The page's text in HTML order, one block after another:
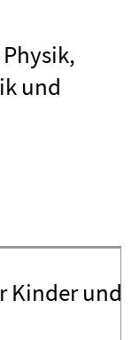
und
Kinder und